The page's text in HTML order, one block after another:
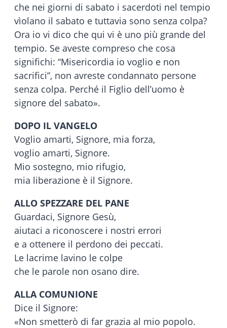
che nei giorni di sabato i sacerdoti nel tempio
vìolano il sabato e tuttavia sono senza colpa?
Ora io vi dico che qui vi è uno più grande del
tempio. Se aveste compreso che cosa
significhi: “Misericordia io voglio e non
sacrifici”, non avreste condannato persone
senza colpa. Perché il Figlio dell’uomo è
signore del sabato».
DOPO IL VANGELO
Voglio amarti, Signore, mia forza,
voglio amarti, Signore.
Mio sostegno, mio rifugio,
mia liberazione è il Signore.
ALLO SPEZZARE DEL PANE
Guardaci, Signore Gesù,
aiutaci a riconoscere i nostri errori
e a ottenere il perdono dei peccati.
Le lacrime lavino le colpe
che le parole non osano dire.
ALLA COMUNIONE
Dice il Signore:
«Non smetterò di far grazia al mio popolo.